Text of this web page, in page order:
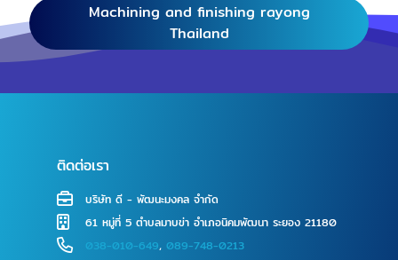
Machining and finishing rayong
Thailand
ติดต่อเรา
บริษัท ดี - พัฒนะมงคล จำกัด
61 หมู่ที่ 5 ตำบลมาบข่า อำเภอนิคมพัฒนา ระยอง 21180
038-010-649, 089-748-0213